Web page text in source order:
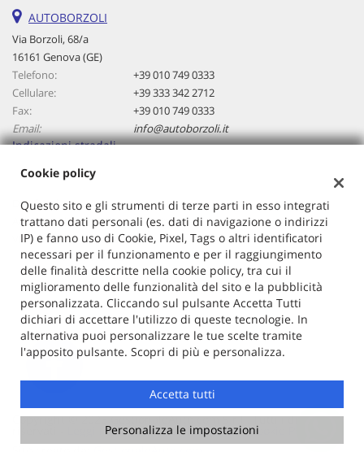
AUTOBORZOLI
Via Borzoli, 68/a
16161 Genova (GE)
Telefono:
+39 010 749 0333
Cellulare:
+39 333 342 2712
Fax:
+39 010 749 0333
Email:
info@autoborzoli.it
Indicazioni stradali
Dati fiscali:
Autoborzoli Di Cavallaro Antonino
Via Borzoli, 68/a, Genova (GE)
C.F/P.IVA:01153970106
Registro delle imprese:GE
Copyright © 2026 GestionaleAuto.com S.r.l., Tutti i diritti
Leggi l'informativa sulla privacy-Cookie Policy
Cookie policy
Questo sito e gli strumenti di terze parti in esso integrati
trattano dati personali (es. dati di navigazione o indirizzi
IP) e fanno uso di Cookie, Pixel, Tags o altri identificatori
necessari per il funzionamento e per il raggiungimento
delle finalità descritte nella cookie policy, tra cui il
miglioramento delle funzionalità del sito e la pubblicità
personalizzata. Cliccando sul pulsante Accetta Tutti
dichiari di accettare l'utilizzo di queste tecnologie. In
alternativa puoi personalizzare le tue scelte tramite
l'apposito pulsante. Scopri di più e personalizza.
Accetta tutti
Personalizza le impostazioni
Leggi
cookie
policy
Salva
le
impostazioni